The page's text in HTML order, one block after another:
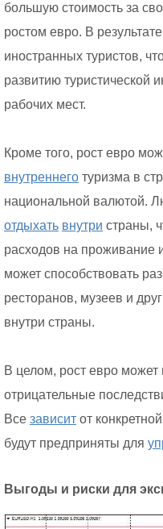
большую стоимость за
ростом евро. В
иностранных туристов,
развитию туристической
рабочих мест.
Кроме того, рост евро
внутреннего туризма в
национальной валютой.
отдыхать внутри страны,
расходов на проживание
может способствовать
ресторанов, музеев и
внутри страны.
В целом, рост евро может
отрицательные
Все зависит от
будут предприняты для
Выгоды и риски для